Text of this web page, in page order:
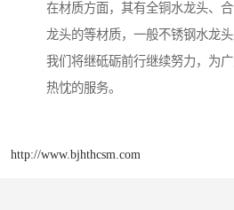
在材质方面，其有全铜水龙头、
龙头的等材质，一般不锈钢水龙头
我们将继砥砺前行继续努力，为
热忱的服务。
http://www.bjhthcsm.com